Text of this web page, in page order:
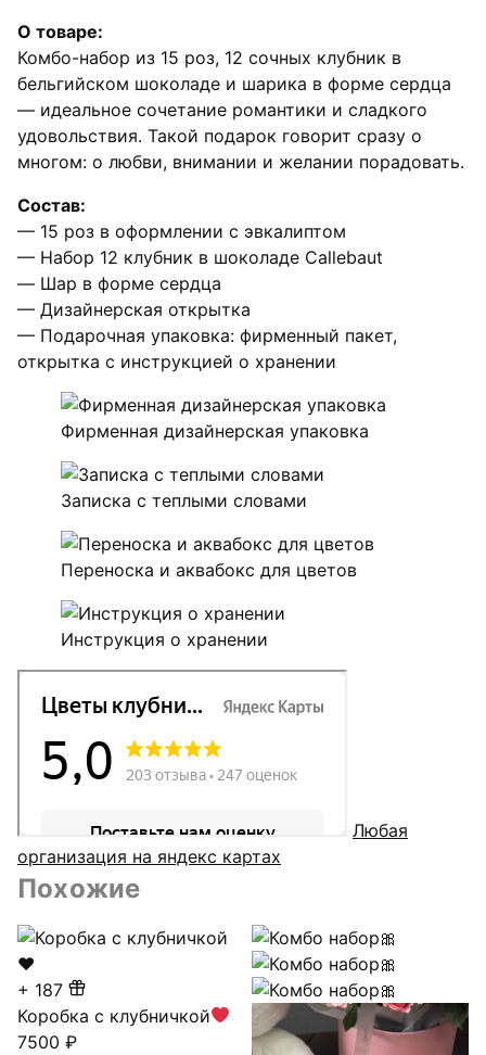
О товаре:
Комбо-набор из 15 роз, 12 сочных клубник в
бельгийском шоколаде и шарика в форме сердца
— идеальное сочетание романтики и сладкого
удовольствия. Такой подарок говорит сразу о
многом: о любви, внимании и желании порадовать.
Состав:
— 15 роз в оформлении с эвкалиптом
— Набор 12 клубник в шоколаде Callebaut
— Шар в форме сердца
— Дизайнерская открытка
— Подарочная упаковка: фирменный пакет,
открытка с инструкцией о хранении
Фирменная дизайнерская упаковка
Записка с теплыми словами
Переноска и аквабокс для цветов
Инструкция о хранении
Любая
организация на яндекс картах
Похожие
+ 187
Коробка с клубничкой
7500 ₽